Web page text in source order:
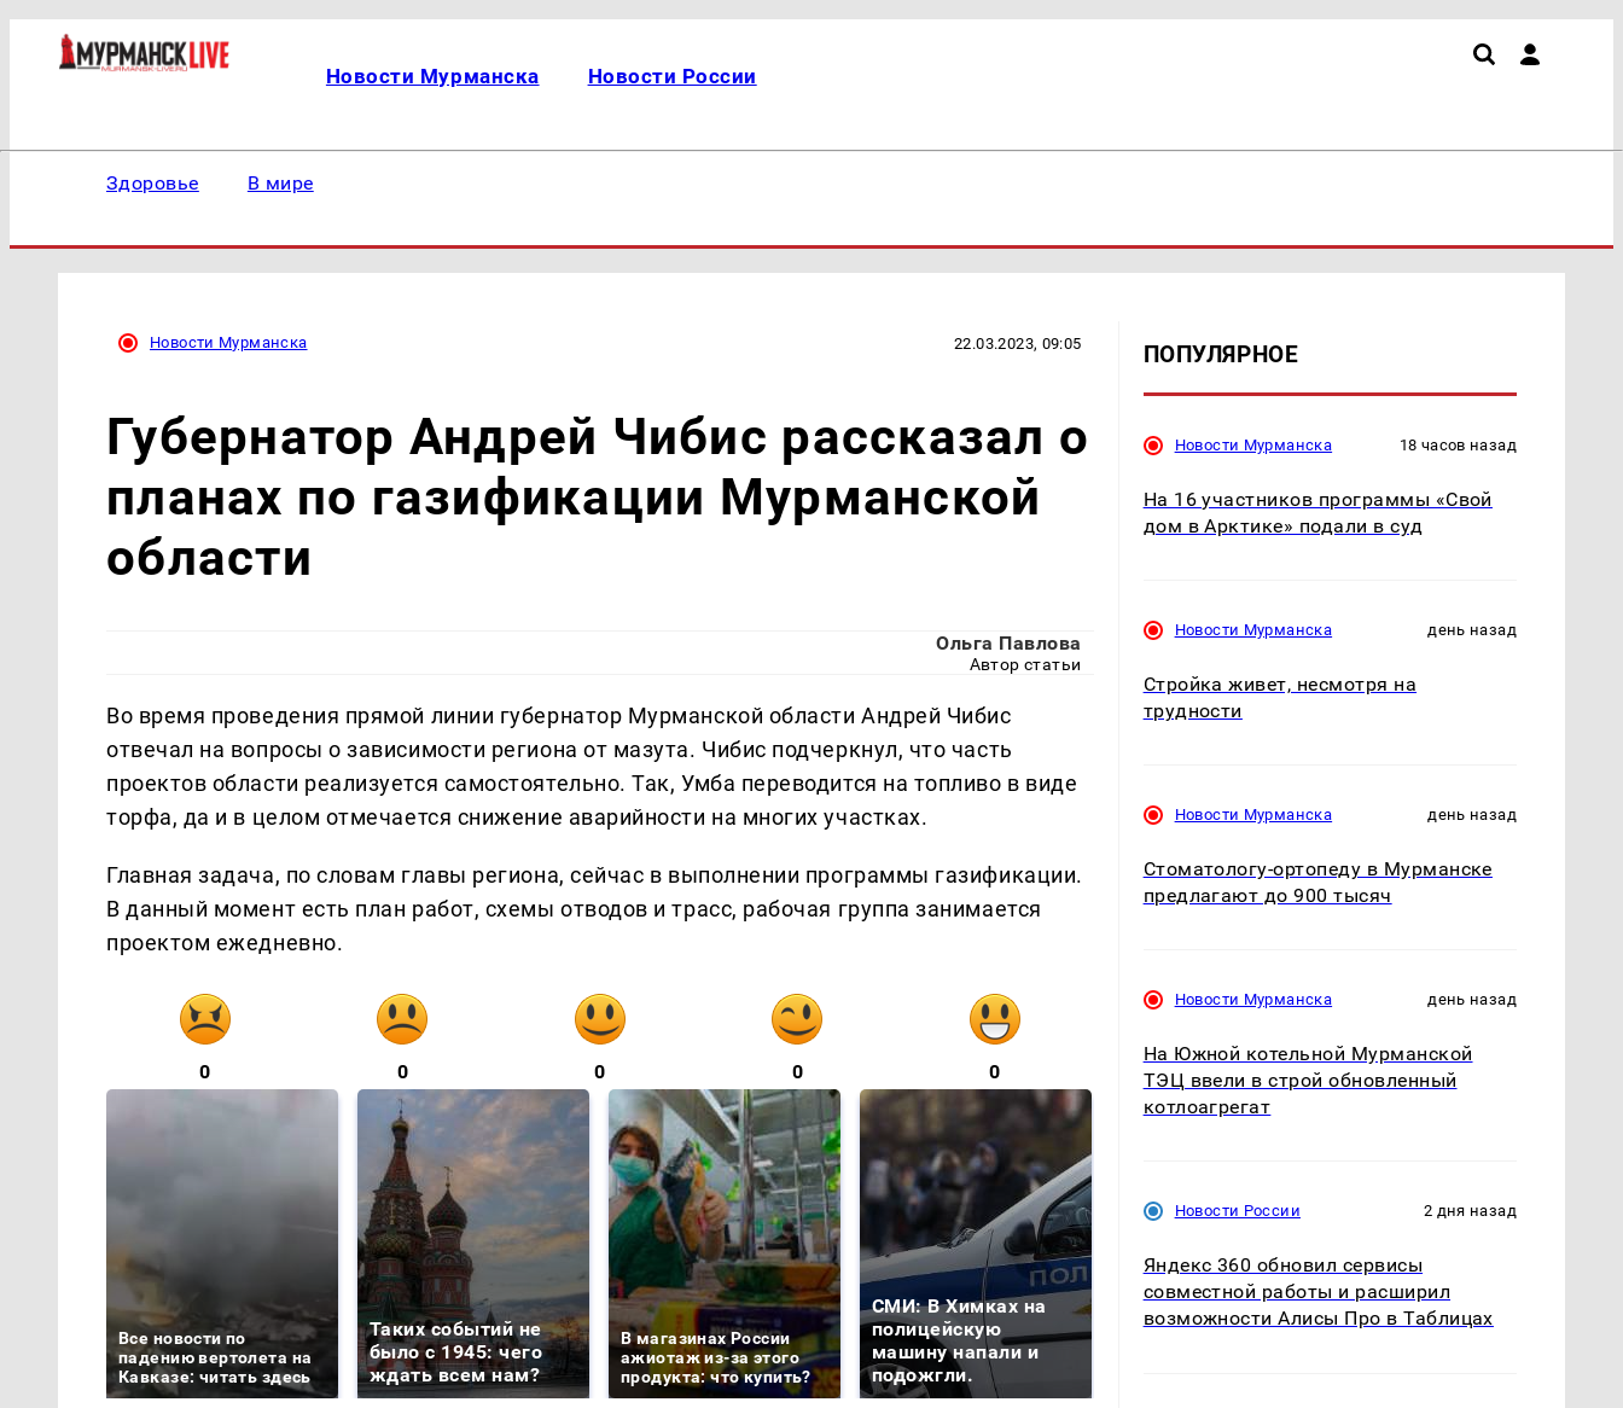
Новости Мурманска Новости России
Здоровье В мире
Новости Мурманска 22.03.2023, 09:05
Губернатор Андрей Чибис рассказал о
планах по газификации Мурманской
области
Ольга Павлова
Автор статьи
Во время проведения прямой линии губернатор Мурманской области Андрей Чибис
отвечал на вопросы о зависимости региона от мазута. Чибис подчеркнул, что часть
проектов области реализуется самостоятельно. Так, Умба переводится на топливо в виде
торфа, да и в целом отмечается снижение аварийности на многих участках.
Главная задача, по словам главы региона, сейчас в выполнении программы газификации.
В данный момент есть план работ, схемы отводов и трасс, рабочая группа занимается
проектом ежедневно.
0 0 0 0 0
Все новости по
падению вертолета на
Кавказе: читать здесь
Таких событий не
было с 1945: чего
ждать всем нам?
В магазинах России
ажиотаж из-за этого
продукта: что купить?
СМИ: В Химках на
полицейскую
машину напали и
подожгли.
Где будет встреча
Такую зиму в России
ПОПУЛЯРНОЕ
Новости Мурманска 18 часов назад
На 16 участников программы «Свой
дом в Арктике» подали в суд
Новости Мурманска день назад
Стройка живет, несмотря на
трудности
Новости Мурманска день назад
Стоматологу-ортопеду в Мурманске
предлагают до 900 тысяч
Новости Мурманска день назад
На Южной котельной Мурманской
ТЭЦ ввели в строй обновленный
котлоагрегат
Новости России 2 дня назад
Яндекс 360 обновил сервисы
совместной работы и расширил
возможности Алисы Про в Таблицах